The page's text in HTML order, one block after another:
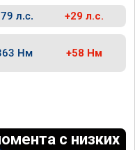
л.с. +29 л.с.
Нм +58 Нм
с низких